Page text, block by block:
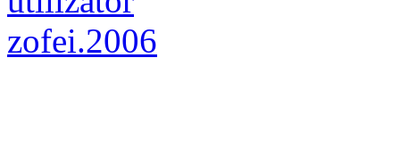
zofei.2006